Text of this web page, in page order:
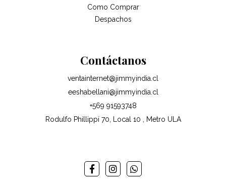
Como Comprar
Despachos
Contáctanos
ventainternet@jimmyindia.cl
eeshabellani@jimmyindia.cl
+569 91593748
Rodulfo Phillippi 70, Local 10 , Metro ULA